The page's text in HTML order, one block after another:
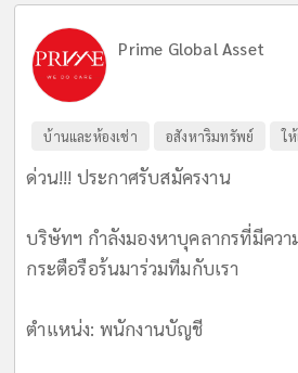
Prime Global Asset
บ้านและห้องเช่า อสังหาริมทรัพย์ ใ
ด่วน!!! ประกาศรับสมัครงาน
บริษัทฯ กำลังมองหาบุคลากรที่มีควา
กระตือรือร้นมาร่วมทีมกับเรา
ตำแหน่ง: พนักงานบัญชี